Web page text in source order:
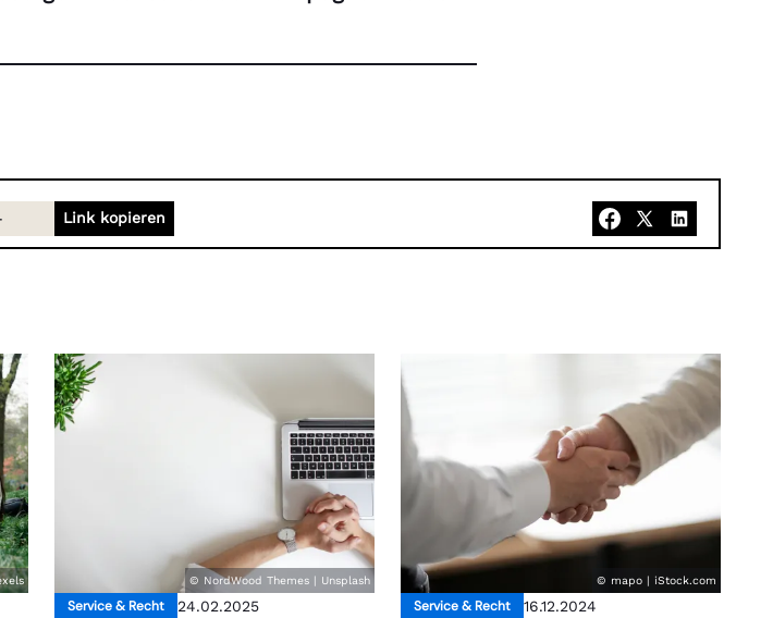
Link kopieren
© NordWood Themes | Unsplash
Service & Recht 24.02.2025
© mapo | iStock.com
Service & Recht 16.12.2024